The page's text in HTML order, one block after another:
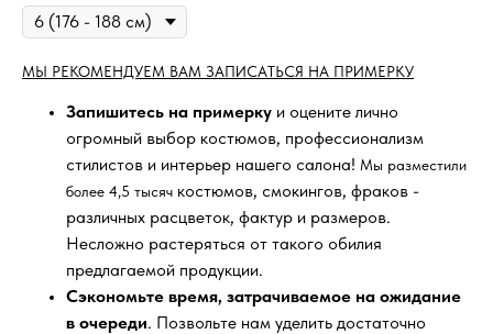
МЫ РЕКОМЕНДУЕМ ВАМ ЗАПИСАТЬСЯ НА ПРИМЕРКУ
Запишитесь на примерку и оцените лично
огромный выбор костюмов, профессионализм
стилистов и интерьер нашего салона! Мы разместили
более 4,5 тысяч костюмов, смокингов, фраков -
различных расцветок, фактур и размеров.
Несложно растеряться от такого обилия
предлагаемой продукции.
Сэкономьте время, затрачиваемое на ожидание
в очереди. Позвольте нам уделить достаточно